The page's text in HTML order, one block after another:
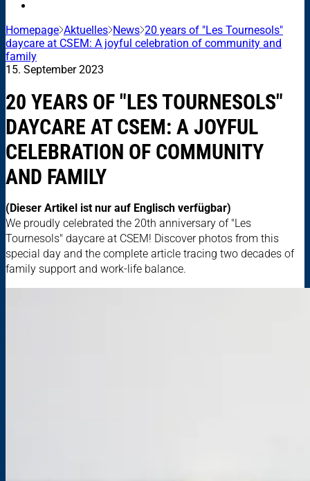
Homepage Aktuelles News 20 years of "Les Tournesols"
daycare at CSEM: A joyful celebration of community and
family
15. September 2023
20 YEARS OF "LES TOURNESOLS"
DAYCARE AT CSEM: A JOYFUL
CELEBRATION OF COMMUNITY
AND FAMILY
(Dieser Artikel ist nur auf Englisch verfügbar)
We proudly celebrated the 20th anniversary of "Les
Tournesols" daycare at CSEM! Discover photos from this
special day and the complete article tracing two decades of
family support and work-life balance.